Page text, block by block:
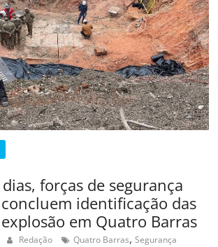
forças de segurança
identificação das
em Quatro Barras
Redação Quatro Barras,Segurança